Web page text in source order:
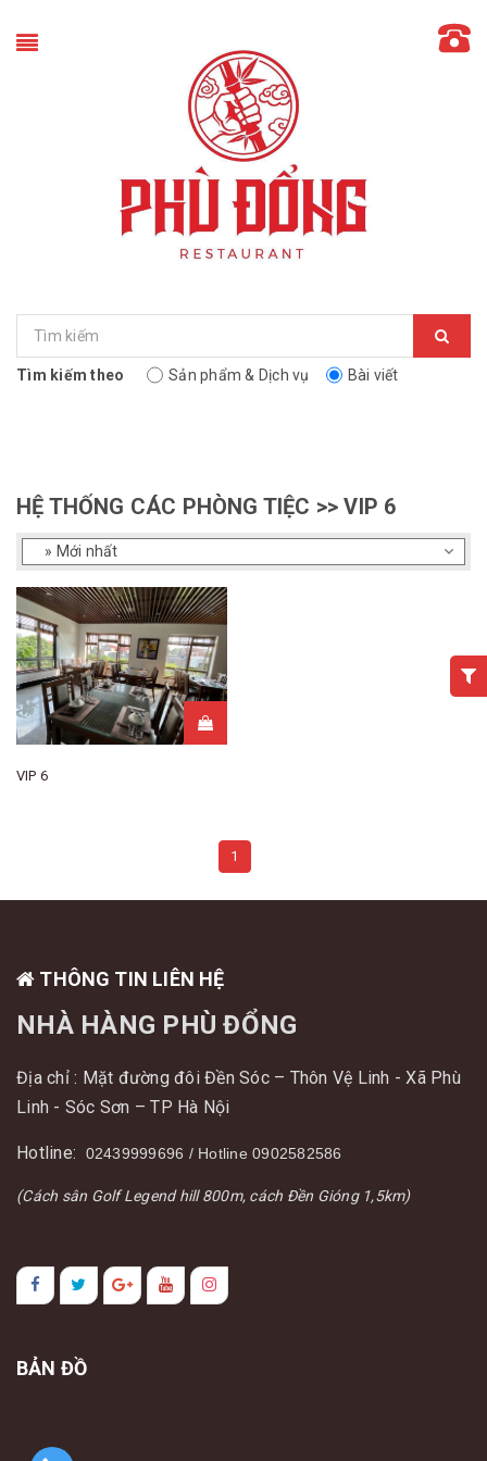
Tìm kiếm theo Sản phẩm & Dịch vụ Bài viết
HỆ THỐNG CÁC PHÒNG TIỆC >> VIP 6
VIP 6
1
THÔNG TIN LIÊN HỆ
NHÀ HÀNG PHÙ ĐỔNG
Địa chỉ : Mặt đường đôi Đền Sóc – Thôn Vệ Linh - Xã Phù
Linh - Sóc Sơn – TP Hà Nội
Hotline: 02439999696 / Hotline 0902582586
(Cách sân Golf Legend hill 800m, cách Đền Gióng 1,5km)
BẢN ĐỒ